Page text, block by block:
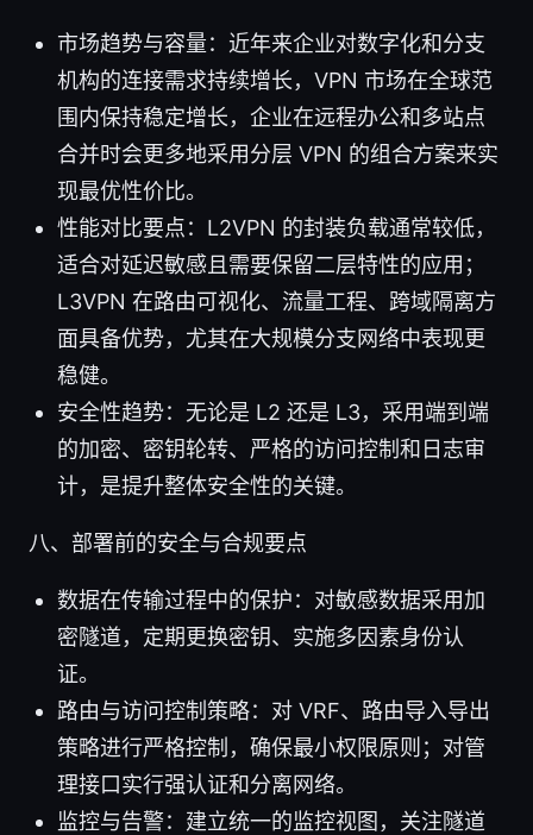
市场趋势与容量：近年来企业对数字化和分支
机构的连接需求持续增长，VPN 市场在全球范
围内保持稳定增长，企业在远程办公和多站点
合并时会更多地采用分层 VPN 的组合方案来实
现最优性价比。
性能对比要点：L2VPN 的封装负载通常较低，
适合对延迟敏感且需要保留二层特性的应用；
L3VPN 在路由可视化、流量工程、跨域隔离方
面具备优势，尤其在大规模分支网络中表现更
稳健。
安全性趋势：无论是 L2 还是 L3，采用端到端
的加密、密钥轮转、严格的访问控制和日志审
计，是提升整体安全性的关键。
八、部署前的安全与合规要点
数据在传输过程中的保护：对敏感数据采用加
密隧道，定期更换密钥、实施多因素身份认
证。
路由与访问控制策略：对 VRF、路由导入导出
策略进行严格控制，确保最小权限原则；对管
理接口实行强认证和分离网络。
监控与告警：建立统一的监控视图，关注隧道